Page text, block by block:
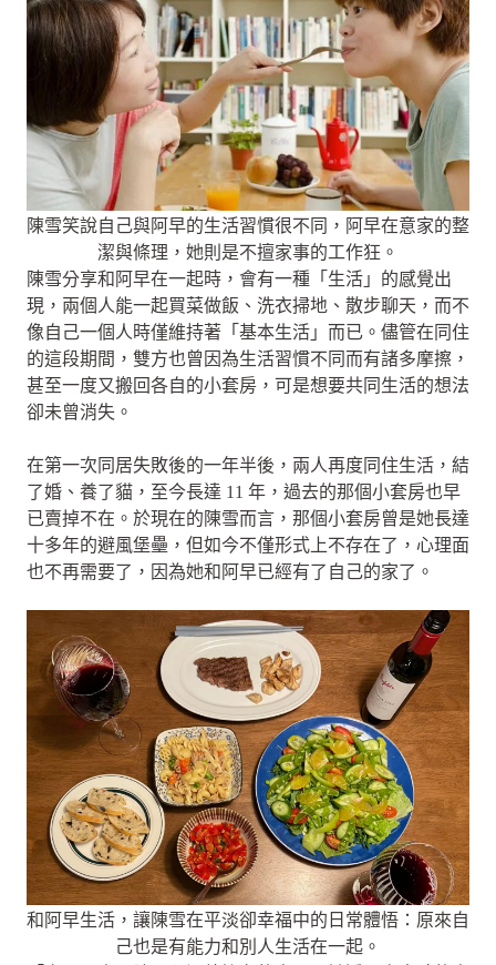
陳雪笑說自己與阿早的生活習慣很不同，阿早在意家的整
潔與條理，她則是不擅家事的工作狂。
陳雪分享和阿早在一起時，會有一種「生活」的感覺出
現，兩個人能一起買菜做飯、洗衣掃地、散步聊天，而不
像自己一個人時僅維持著「基本生活」而已。儘管在同住
的這段期間，雙方也曾因為生活習慣不同而有諸多摩擦，
甚至一度又搬回各自的小套房，可是想要共同生活的想法
卻未曾消失。
在第一次同居失敗後的一年半後，兩人再度同住生活，結
了婚、養了貓，至今長達 11 年，過去的那個小套房也早
已賣掉不在。於現在的陳雪而言，那個小套房曾是她長達
十多年的避風堡壘，但如今不僅形式上不存在了，心理面
也不再需要了，因為她和阿早已經有了自己的家了。
和阿早生活，讓陳雪在平淡卻幸福中的日常體悟：原來自
己也是有能力和別人生活在一起。